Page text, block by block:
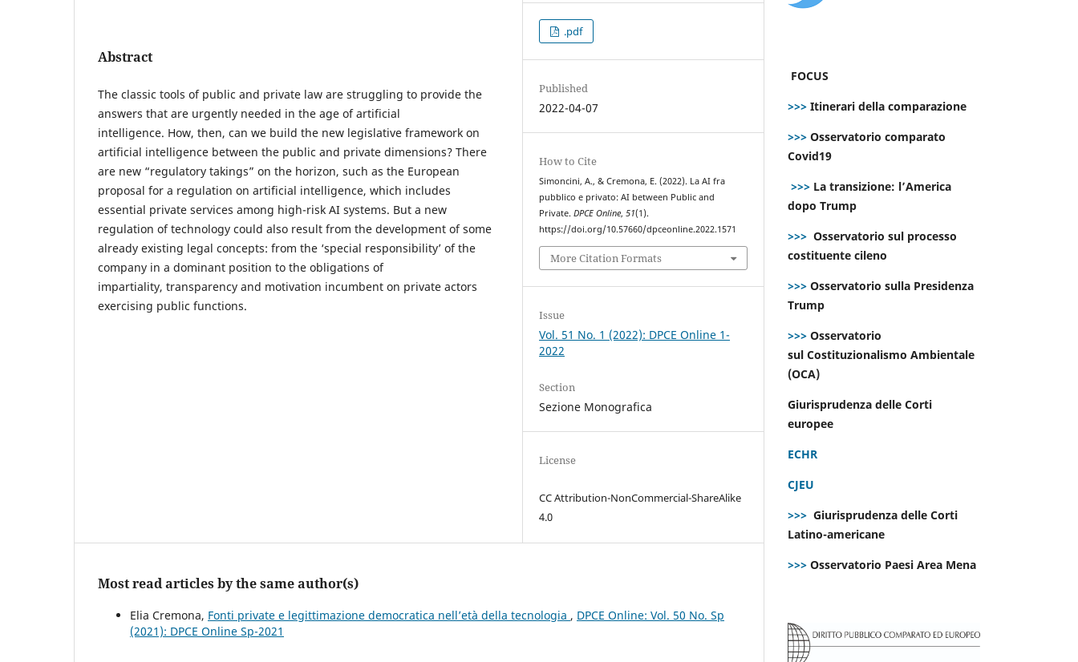
Abstract
The classic tools of public and private law are struggling to provide the
answers that are urgently needed in the age of artificial
intelligence. How, then, can we build the new legislative framework on
artificial intelligence between the public and private dimensions? There
are new “regulatory takings” on the horizon, such as the European
proposal for a regulation on artificial intelligence, which includes
essential private services among high-risk AI systems. But a new
regulation of technology could also result from the development of some
already existing legal concepts: from the ‘special responsibility’ of the
company in a dominant position to the obligations of
impartiality, transparency and motivation incumbent on private actors
exercising public functions.
.pdf
Published
2022-04-07
How to Cite
Simoncini, A., & Cremona, E. (2022). La AI fra
pubblico e privato: AI between Public and
Private.DPCE Online,51(1).
https://doi.org/10.57660/dpceonline.2022.1571
More Citation Formats
Issue
Vol. 51 No. 1 (2022): DPCE Online 1-
2022
Section
Sezione Monografica
License
CC Attribution-NonCommercial-ShareAlike
4.0
Most read articles by the same author(s)
Elia Cremona, Fonti private e legittimazione democratica nell’età della tecnologia , DPCE Online: Vol. 50 No. Sp
(2021): DPCE Online Sp-2021
FOCUS
>>> Itinerari della comparazione
>>> Osservatorio comparato
Covid19
>>> La transizione: l’America
dopo Trump
>>> Osservatorio sul processo
costituente cileno
>>> Osservatorio sulla Presidenza
Trump
>>> Osservatorio
sul Costituzionalismo Ambientale
(OCA)
Giurisprudenza delle Corti
europee
ECHR
CJEU
>>> Giurisprudenza delle Corti
Latino-americane
>>> Osservatorio Paesi Area Mena